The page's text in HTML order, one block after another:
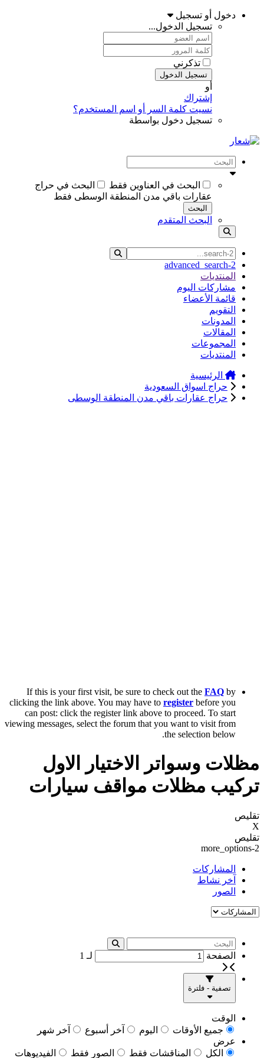
دخول أو تسجيل
تسجيل الدخول...
تذكرني
تسجيل الدخول
أو
إشتراك
نسيت كلمة السر أو اسم المستخدم؟
تسجيل دخول بواسطة
البحث في العناوين فقط
البحث في حراج
عقارات باقي مدن المنطقة الوسطى فقط
البحث
البحث المتقدم
advanced_search-2
المنتديات
مشاركات اليوم
قائمة الأعضاء
التقويم
المدونات
المقالات
المجموعات
المنتديات
الرئيسية
حراج اسواق السعودية
حراج عقارات باقي مدن المنطقة الوسطى
If this is your first visit, be sure to check out the FAQ by
clicking the link above. You may have to register before you
can post: click the register link above to proceed. To start
viewing messages, select the forum that you want to visit from
the selection below.
مظلات وسواتر الاختيار الاول
تركيب مظلات مواقف سيارات
تقليص
X
تقليص
more_options-2
المشاركات
آخر نشاط
الصور
الصفحة لـ 1
تصفية - فلترة
الوقت
جميع الأوقات
اليوم آخر أسبوع
آخر شهر
عرض
الكل
المناقشات فقط الصور فقط الفيديوهات